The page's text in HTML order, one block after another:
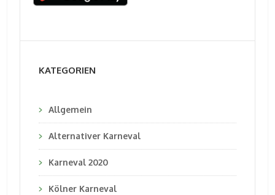
KATEGORIEN
Allgemein
Alternativer Karneval
Karneval 2020
Kölner Karneval